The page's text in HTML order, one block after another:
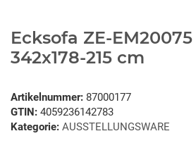
Ecksofa ZE-
342x178-215 cm
Artikelnummer: 87000177
GTIN: 4059236142783
Kategorie: AUSSTELLUNGSWARE